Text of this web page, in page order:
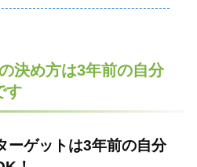
決め方は3年前の自分
す
ーゲットは3年前の自分